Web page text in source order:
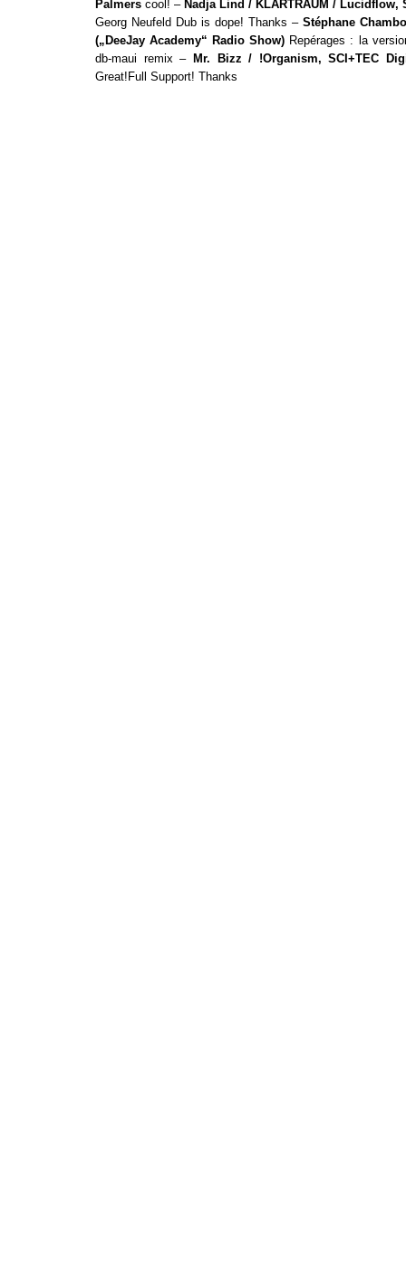
Palmers cool! – Nadja Lind / KLARTRAUM / Lucidflow,
Georg Neufeld Dub is dope! Thanks – Stéphane
(„DeeJay Academy“ Radio Show) Repérages : la
db-maui remix – Mr. Bizz / !Organism, SCI+TEC
Great!Full Support! Thanks